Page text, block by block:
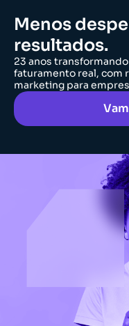
Menos
resultados.
23 anos
faturamento real, com
marketing para